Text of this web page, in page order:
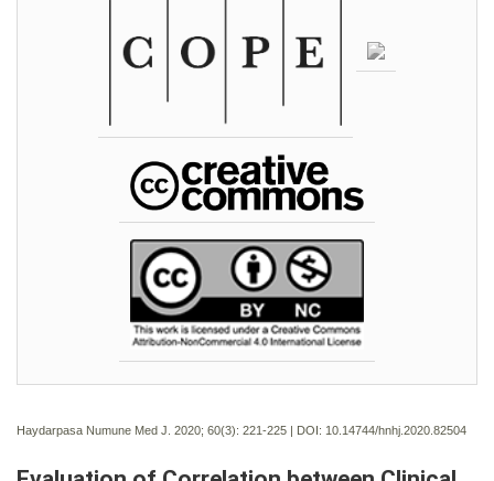
Haydarpasa Numune Med J. 2020; 60(3): 221-225 | DOI: 10.14744/hnhj.2020.82504